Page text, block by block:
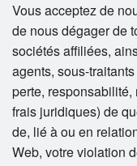
Vous acceptez de
de nous dégager de
sociétés affiliées,
agents, sous-
perte,
frais juridiques) de
de, lié à ou en
Web, votre violation